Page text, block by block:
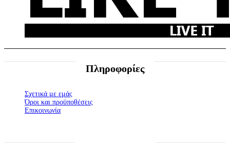
Πληροφορίες
Σχετικά με εμάς
Όροι και προϋποθέσεις
Επικοινωνία